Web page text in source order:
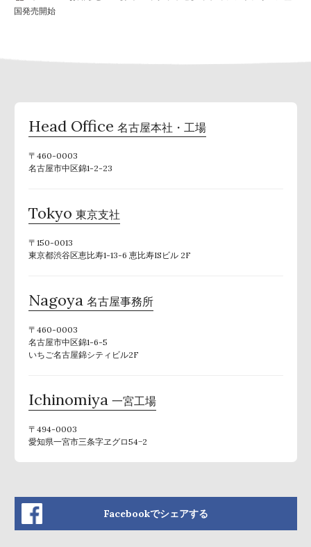
国発売開始
Head Office 名古屋本社・工場
〒460-0003
名古屋市中区錦1-2-23
Tokyo 東京支社
〒150-0013
東京都渋谷区恵比寿1-13-6 恵比寿ISビル 2F
Nagoya 名古屋事務所
〒460-0003
名古屋市中区錦1-6-5
いちご名古屋錦シティビル2F
Ichinomiya 一宮工場
〒494-0003
愛知県一宮市三条字ヱグロ54−2
Facebookでシェアする